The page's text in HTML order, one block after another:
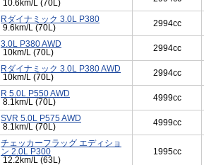
10.6km/L (70L)
Rダイナミック 3.0L P380
9.6km/L (70L)
2994cc
3.0L P380 AWD
10km/L (70L)
2994cc
Rダイナミック 3.0L P380 AWD
10km/L (70L)
2994cc
R 5.0L P550 AWD
8.1km/L (70L)
4999cc
SVR 5.0L P575 AWD
8.1km/L (70L)
4999cc
チェッカーフラッグ エディショ
ン 2.0L P300
12.2km/L (63L)
1995cc